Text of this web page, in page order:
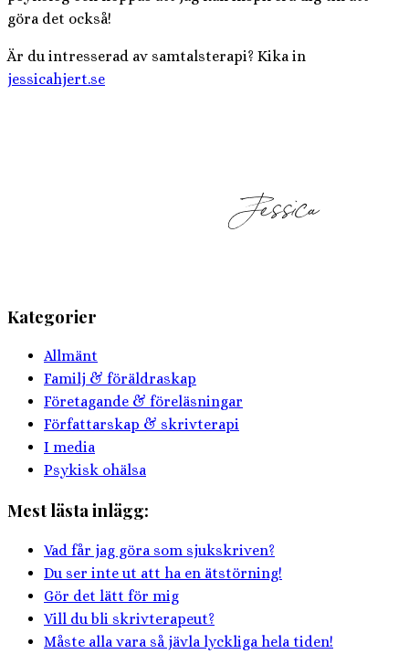
göra det också!
Är du intresserad av samtalsterapi? Kika in
jessicahjert.se
Kategorier
Allmänt
Familj & föräldraskap
Företagande & föreläsningar
Författarskap & skrivterapi
I media
Psykisk ohälsa
Mest lästa inlägg:
Vad får jag göra som sjukskriven?
Du ser inte ut att ha en ätstörning!
Gör det lätt för mig
Vill du bli skrivterapeut?
Måste alla vara så jävla lyckliga hela tiden!